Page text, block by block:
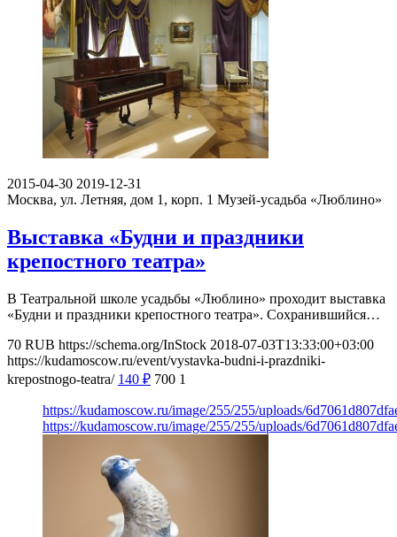
2015-04-30 2019-12-31
Москва, ул. Летняя, дом 1, корп. 1 Музей-усадьба «Люблино»
Выставка «Будни и праздники
крепостного театра»
В Театральной школе усадьбы «Люблино» проходит выставка
«Будни и праздники крепостного театра». Сохранившийся…
70 RUB https://schema.org/InStock 2018-07-03T13:33:00+03:00
https://kudamoscow.ru/event/vystavka-budni-i-prazdniki-
krepostnogo-teatra/ 140 ₽ 700 1
https://kudamoscow.ru/image/255/255/uploads/
https://kudamoscow.ru/image/255/255/uploads/